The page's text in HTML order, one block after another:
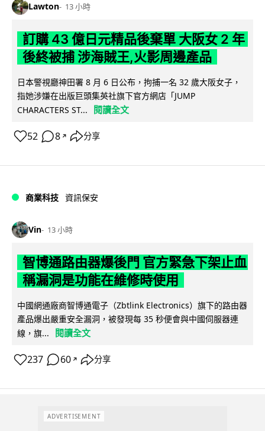
Lawton 13 小時
訂購 43 億日元精品後棄單 大阪女 2 年
後終被捕 涉海賊王,火影周邊產品
日本警視廳神田署 8 月 6 日公布，拘捕一名 32 歲大阪女子，
指她涉嫌在出版巨頭集英社旗下官方網店「JUMP
CHARACTERS ST...
閱讀全文
52 8 ↗ 分享
商業科技 資訊保安
Vin 13 小時
智博通路由器爆後門 官方緊急下架止血
稱漏洞是功能在維修時使用
中國網通廠商智博通電子（Zbtlink Electronics）旗下的路由器
產品爆出嚴重安全漏洞，被發現每 35 秒便會與中國伺服器連
線，旗...
閱讀全文
237 60 ↗ 分享
ADVERTISEMENT